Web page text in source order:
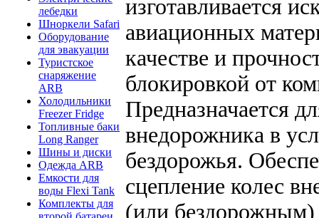
лебедки
Шноркели Safari
Оборудование
для эвакуации
Туристское
снаряжение
ARB
Холодильники
Freezer Fridge
Топливные баки
Long Ranger
Шины и диски
Одежда ARB
Емкости для
воды Flexi Tank
Комплекты для
изготавливается
авиационных
качестве и
блокировкой от
Предназначается
внедорожника в
бездорожья.
сцепление колес
(или